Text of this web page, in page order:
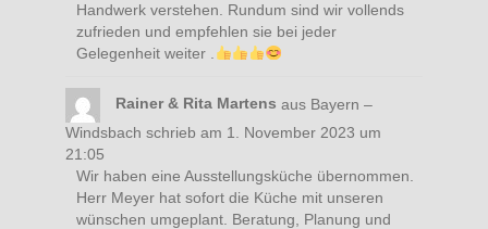
Handwerk verstehen. Rundum sind wir vollends
zufrieden und empfehlen sie bei jeder
Gelegenheit weiter .
Rainer & Rita Martens aus Bayern –
Windsbach schrieb am 1. November 2023 um
21:05
Wir haben eine Ausstellungsküche übernommen.
Herr Meyer hat sofort die Küche mit unseren
wünschen umgeplant. Beratung, Planung und